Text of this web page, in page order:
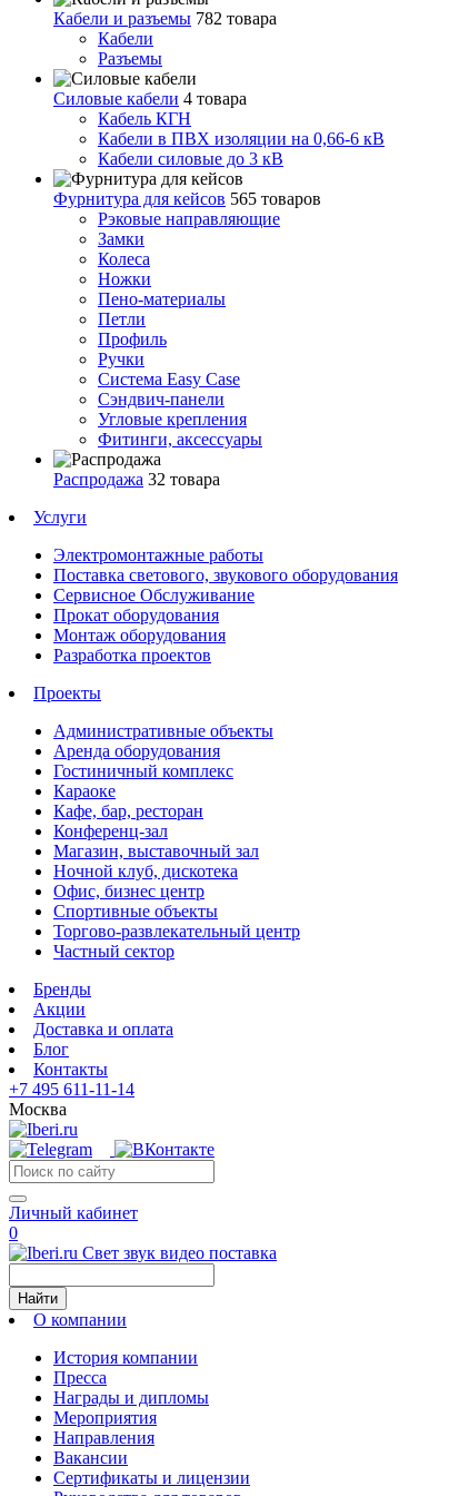
Кабели и разъемы 782 товара
Кабели
Разъемы
Силовые кабели 4 товара
Кабель КГН
Кабели в ПВХ изоляции на 0,66-6 кВ
Кабели силовые до 3 кВ
Фурнитура для кейсов 565 товаров
Рэковые направляющие
Замки
Колеса
Ножки
Пено-материалы
Петли
Профиль
Ручки
Система Easy Case
Сэндвич-панели
Угловые крепления
Фитинги, аксессуары
Распродажа 32 товара
Услуги
Электромонтажные работы
Поставка светового, звукового оборудования
Сервисное Обслуживание
Прокат оборудования
Монтаж оборудования
Разработка проектов
Проекты
Административные объекты
Аренда оборудования
Гостиничный комплекс
Караоке
Кафе, бар, ресторан
Конференц-зал
Магазин, выставочный зал
Ночной клуб, дискотека
Офис, бизнес центр
Спортивные объекты
Торгово-развлекательный центр
Частный сектор
Бренды
Акции
Доставка и оплата
Блог
Контакты
+7 495 611-11-14
Москва
Личный кабинет
0
Свет звук видео поставка
Найти
О компании
История компании
Пресса
Награды и дипломы
Мероприятия
Направления
Вакансии
Сертификаты и лицензии